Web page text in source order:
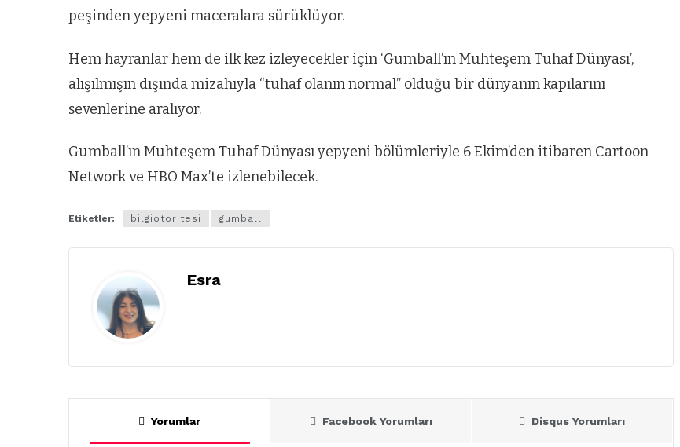
peşinden yepyeni maceralara sürüklüyor.
Hem hayranlar hem de ilk kez izleyecekler için ‘Gumball’ın Muhteşem Tuhaf Dünyası’,
alışılmışın dışında mizahıyla “tuhaf olanın normal” olduğu bir dünyanın kapılarını
sevenlerine aralıyor.
Gumball’ın Muhteşem Tuhaf Dünyası yepyeni bölümleriyle 6 Ekim’den itibaren Cartoon
Network ve HBO Max’te izlenebilecek.
Etiketler: bilgiotoritesi gumball
Esra
Yorumlar Facebook Yorumları Disqus Yorumları